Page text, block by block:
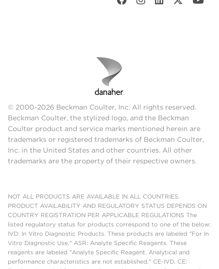
© 2000-2026 Beckman Coulter, Inc. All rights reserved.
Beckman Coulter, the stylized logo, and the Beckman
Coulter product and service marks mentioned herein are
trademarks or registered trademarks of Beckman Coulter,
Inc. in the United States and other countries. All other
trademarks are the property of their respective owners.
NOT ALL PRODUCTS ARE AVAILABLE IN ALL COUNTRIES.
PRODUCT AVAILABILITY AND REGULATORY STATUS DEPENDS ON
COUNTRY REGISTRATION PER APPLICABLE REGULATIONS The
listed regulatory status for products correspond to one of the below:
IVD: In Vitro Diagnostic Products. These products are labeled "For In
Vitro Diagnostic Use." ASR: Analyte Specific Reagents. These
reagents are labeled "Analyte Specific Reagent. Analytical and
performance characteristics are not established." CE-IVD, CE: